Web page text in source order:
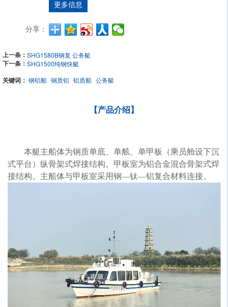
更多信息
分享：
上一条： SHG1580B钢复 公务艇
下一条： SHG1500纯钢快艇
关键词： 钢铝船 钢质铝 铝质船 公务艇
【产品介绍】
本艇主船体为钢质单底、单舷、单甲板（乘员舱设下沉
式平台 ）纵骨架式焊接结构。甲板室为铝合金混合骨架式焊
接结构。主船体与甲板室采用钢—钛—铝复合材料连接。